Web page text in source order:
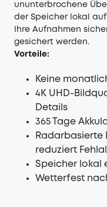
ununterbrochene
der Speicher lokal auf
Ihre Aufnahmen
gesichert werden.
Vorteile:
Keine
4K UHD-
Details
365 Tage
Radarbasierte
reduziert
Speicher lokal
Wetterfest